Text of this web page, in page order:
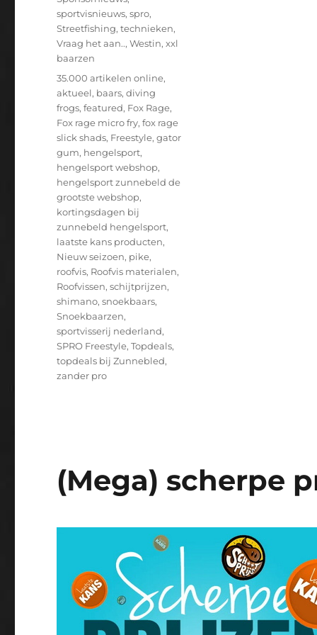
sportvisnieuws,spro,
Streetfishing,technieken,
Vraag het aan..,Westin,xxl
baarzen
Tags
35.000 artikelen online,
aktueel, baars,diving
frogs,featured, Fox Rage,
Fox rage micro fry,fox rage
slick shads, Freestyle,gator
gum, hengelsport,
hengelsport webshop,
hengelsport zunnebeld de
grootste webshop,
kortingsdagen bij
zunnebeld hengelsport,
laatste kans producten,
Nieuw seizoen, pike,
roofvis, Roofvis materialen,
Roofvissen,schijtprijzen,
shimano,snoekbaars,
Snoekbaarzen,
sportvisserij nederland,
SPRO Freestyle,Topdeals,
topdeals bij Zunnebled,
zander pro
(Mega) scherpe